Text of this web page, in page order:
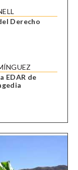
Derecho
EDAR de